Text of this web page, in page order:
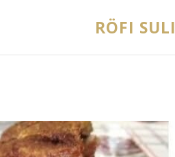
RÖFI SULI